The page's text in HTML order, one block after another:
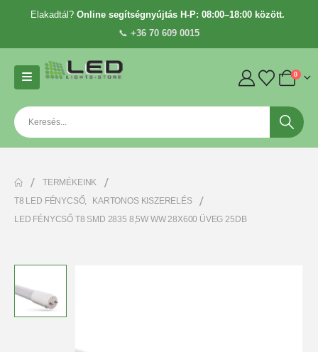
Elakadtál? Online segítségnyújtás H-P: 08:00–18:00 között.
📞 +36 70 609 0015
0
TERMÉKEINK
T8 LED FÉNYCSŐ,
KARTONOS KISZERELÉS
LED FÉNYCSŐ T8 SMD 2835 8,5W WW 28X600 ÜVEG 25DB